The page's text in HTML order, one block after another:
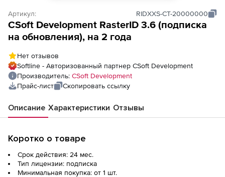
Артикул: RIDXXS-CT-20000000
CSoft Development RasterID 3.6 (подписка
на обновления), на 2 года
Нет отзывов
Softline - Авторизованный партнер CSoft Development
Производитель: CSoft Development
Прайс-лист
Скопировать ссылку
Описание Характеристики Отзывы
Коротко о товаре
Срок действия: 24 мес.
Тип лицензии: подписка
Минимальная покупка: от 1 шт.